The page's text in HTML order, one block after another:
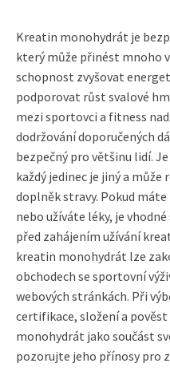
Kreatin monohydrát je
který může přinést mnoho
schopnost zvyšovat
podporovat růst svalové
mezi sportovci a fitness
dodržování doporučených
bezpečný pro většinu lidí.
každý jedinec je jiný a
doplněk stravy. Pokud
nebo užíváte léky, je
před zahájením užívání
kreatin monohydrát lze
obchodech se sportovní
webových stránkách. Při
certifikace, složení a
monohydrát jako součást
pozorujte jeho přínosy pro